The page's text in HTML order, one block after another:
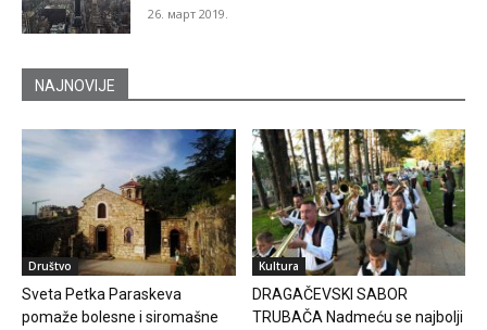
26. март 2019.
NAJNOVIJE
Društvo
Sveta Petka Paraskeva
pomaže bolesne i siromašne
Kultura
DRAGAČEVSKI SABOR
TRUBAČA Nadmeću se najbolji